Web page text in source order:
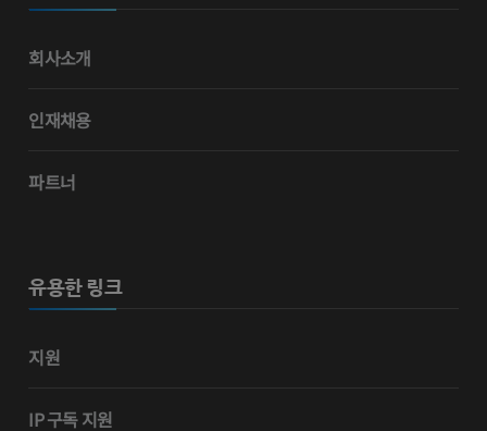
회사소개
인재채용
파트너
유용한 링크
지원
IP 구독 지원